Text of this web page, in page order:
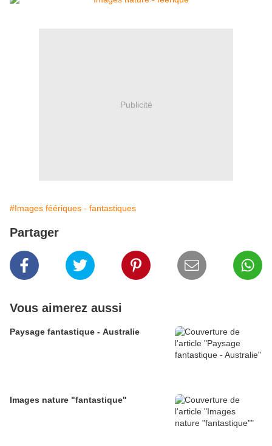
Publicité
#Images féériques - fantastiques
Partager
Vous aimerez aussi
Paysage fantastique - Australie
Images nature "fantastique"